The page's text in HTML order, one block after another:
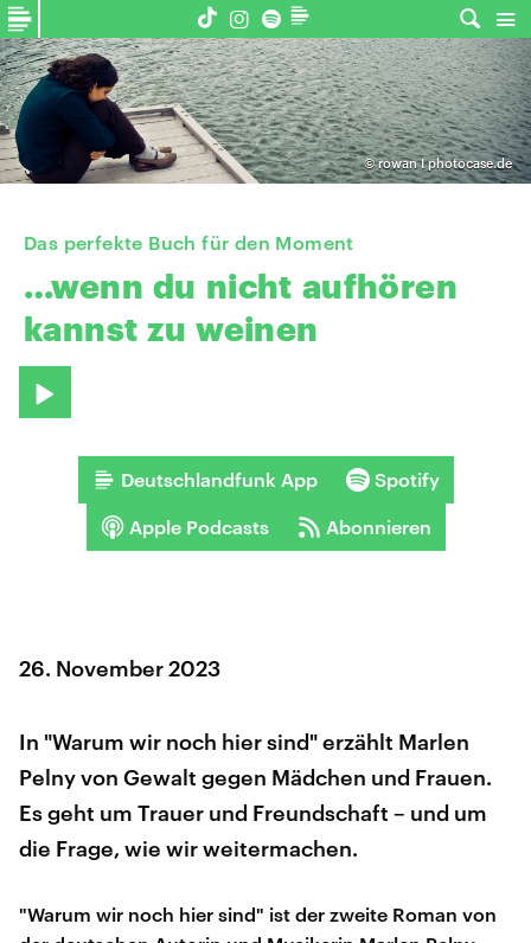
©rowan I photocase.de
Das perfekte Buch für den Moment
…wenn du nicht aufhören
kannst zu weinen
Deutschlandfunk App Spotify
Apple Podcasts Abonnieren
26. November 2023
In "Warum wir noch hier sind" erzählt Marlen
Pelny von Gewalt gegen Mädchen und Frauen.
Es geht um Trauer und Freundschaft – und um
die Frage, wie wir weitermachen.
"Warum wir noch hier sind" ist der zweite Roman von